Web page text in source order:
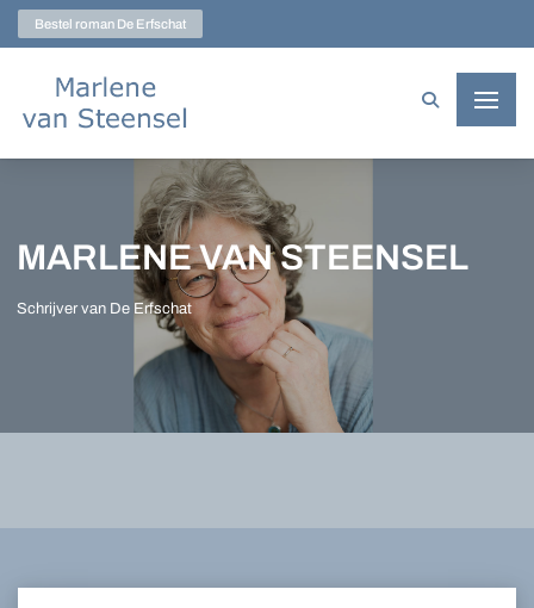
Marlene van Steensel
Bestel roman De Erfschat
MARLENE VAN STEENSEL
Schrijver van De Erfschat